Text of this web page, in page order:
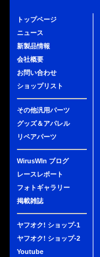
トップページ
ニュース
新製品情報
会社概要
お問い合わせ
ショップリスト
その他汎用パーツ
グッズ＆アパレル
リペアパーツ
WirusWIn ブログ
レースレポート
フォトギャラリー
掲載雑誌
ヤフオク! ショップ-1
ヤフオク! ショップ-2
Youtube